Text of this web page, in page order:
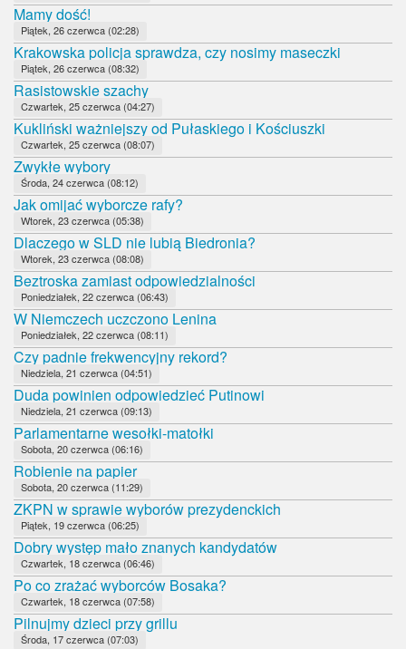
Mamy dość!
Piątek, 26 czerwca (02:28)
Krakowska policja sprawdza, czy nosimy maseczki
Piątek, 26 czerwca (08:32)
Rasistowskie szachy
Czwartek, 25 czerwca (04:27)
Kukliński ważniejszy od Pułaskiego i Kościuszki
Czwartek, 25 czerwca (08:07)
Zwykłe wybory
Środa, 24 czerwca (08:12)
Jak omijać wyborcze rafy?
Wtorek, 23 czerwca (05:38)
Dlaczego w SLD nie lubią Biedronia?
Wtorek, 23 czerwca (08:08)
Beztroska zamiast odpowiedzialności
Poniedziałek, 22 czerwca (06:43)
W Niemczech uczczono Lenina
Poniedziałek, 22 czerwca (08:11)
Czy padnie frekwencyjny rekord?
Niedziela, 21 czerwca (04:51)
Duda powinien odpowiedzieć Putinowi
Niedziela, 21 czerwca (09:13)
Parlamentarne wesołki-matołki
Sobota, 20 czerwca (06:16)
Robienie na papier
Sobota, 20 czerwca (11:29)
ZKPN w sprawie wyborów prezydenckich
Piątek, 19 czerwca (06:25)
Dobry występ mało znanych kandydatów
Czwartek, 18 czerwca (06:46)
Po co zrażać wyborców Bosaka?
Czwartek, 18 czerwca (07:58)
Pilnujmy dzieci przy grillu
Środa, 17 czerwca (07:03)